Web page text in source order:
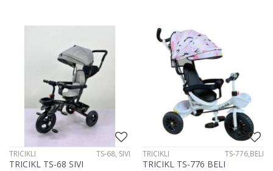
TRICIKLI TS-68, SIVI
TRICIKL TS-68 SIVI
TRICIKLI TS-776,BELI
TRICIKL TS-776 BELI